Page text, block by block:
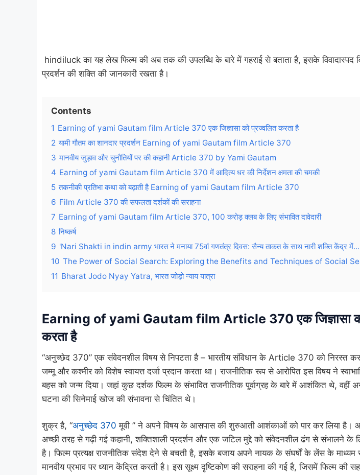
hindiluck का यह लेख फिल्म की अब तक की उपलब्धि के बारे में गहराई से बताता है, इसके विवादास्पद
प्रदर्शन की शक्ति की जानकारी रखता है।
Contents
1 Earning of yami Gautam film Article 370 एक जिज्ञासा को प्रज्वलित करता है
2 यामी गौतम का शानदार प्रदर्शन Earning of yami Gautam film Article 370
3 मानवीय जुड़ाव और चुनौतियों पर की कहानी Article 370 by Yami Gautam
4 Earning of yami Gautam film Article 370 में आदित्य धर की निर्देशन क्षमता की चमकी
5 तकनीकी प्रतिभा कथा को बढ़ाती है Earning of yami Gautam film Article 370
6 Film Article 370 की सफलता दर्शकों की सराहना
7 Earning of yami Gautam film Article 370, 100 करोड़ क्लब के लिए संभावित दावेदारी
8 निष्कर्ष
9 'Nari Shakti in indin army भारत ने मनाया 75वां गणतंत्र दिवस: सैन्य ताकत के साथ नारी शक्ति केंद्र में...
10 The Power of Social Search: Exploring the Benefits and Techniques of Social
11 Bharat Jodo Nyay Yatra, भारत जोड़ो न्याय यात्रा
Earning of yami Gautam film Article 370 एक जिज्ञासा
करता है
“अनुच्छेद 370” एक संवेदनशील विषय से निपटता है – भारतीय संविधान के Article 370 को निरस्त
जम्मू और कश्मीर को विशेष स्वायत्त दर्जा प्रदान करता था। राजनीतिक रूप से आरोपित इस विषय ने
बहस को जन्म दिया। जहां कुछ दर्शक फिल्म के संभावित राजनीतिक पूर्वाग्रह के बारे में आशंकित थे, वहीं
घटना की सिनेमाई खोज की संभावना से चिंतित थे।
शुक्र है, “अनुच्छेद 370 मूवी ” ने अपने विषय के आसपास की शुरुआती आशंकाओं को पार कर लिया है।
अच्छी तरह से गढ़ी गई कहानी, शक्तिशाली प्रदर्शन और एक जटिल मुद्दे को संवेदनशील ढंग से संभालने के
है। फिल्म प्रत्यक्ष राजनीतिक संदेश देने से बचती है, इसके बजाय अपने नायक के संघर्षों के लेंस के माध्यम
मानवीय प्रभाव पर ध्यान केंद्रित करती है। इस सूक्ष्म दृष्टिकोण की सराहना की गई है, जिसमें फिल्म की